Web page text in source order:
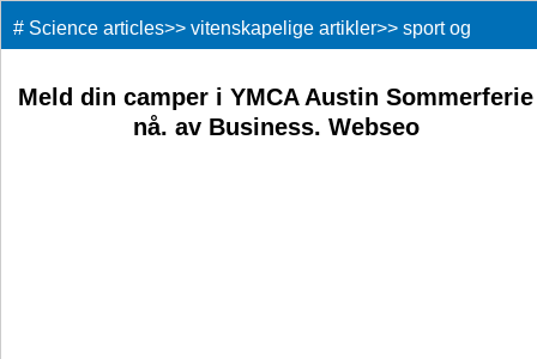
# Science articles>> vitenskapelige artikler>> sport og
Meld din camper i YMCA Austin Sommerferie
nå. av Business. Webseo